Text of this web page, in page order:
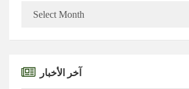
آخر الأخبار
القومي الإيراني: لن يفتح مضيق هرمز إلا
إذا عدلت أمريكا سلوكها